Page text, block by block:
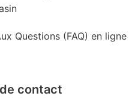
Questions (FAQ) en ligne
contact